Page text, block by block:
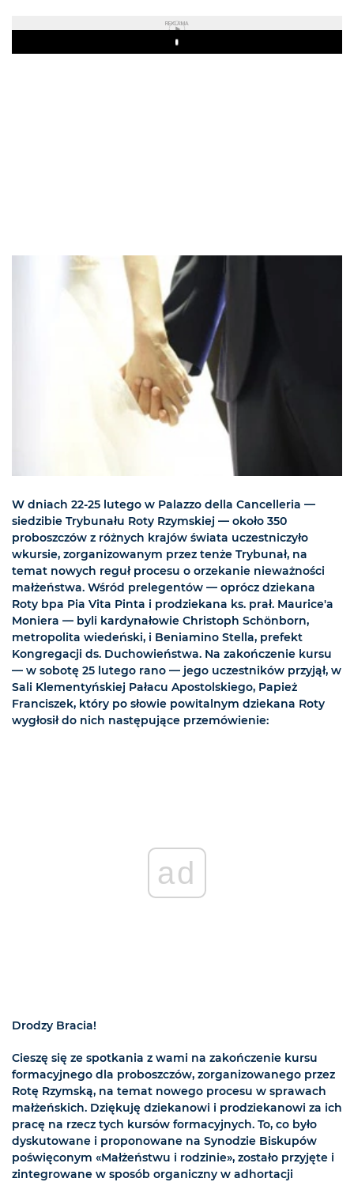
REKLAMA
Play
W dniach 22-25 lutego w Palazzo della Cancelleria —
siedzibie Trybunału Roty Rzymskiej — około 350
proboszczów z różnych krajów świata uczestniczyło
wkursie, zorganizowanym przez tenże Trybunał, na
temat nowych reguł procesu o orzekanie nieważności
małżeństwa. Wśród prelegentów — oprócz dziekana
Roty bpa Pia Vita Pinta i prodziekana ks. prał. Maurice'a
Moniera — byli kardynałowie Christoph Schönborn,
metropolita wiedeński, i Beniamino Stella, prefekt
Kongregacji ds. Duchowieństwa. Na zakończenie kursu
— w sobotę 25 lutego rano — jego uczestników przyjął, w
Sali Klementyńskiej Pałacu Apostolskiego, Papież
Franciszek, który po słowie powitalnym dziekana Roty
wygłosił do nich następujące przemówienie:
ad
Drodzy Bracia!
Cieszę się ze spotkania z wami na zakończenie kursu
formacyjnego dla proboszczów, zorganizowanego przez
Rotę Rzymską, na temat nowego procesu w sprawach
małżeńskich. Dziękuję dziekanowi i prodziekanowi za ich
pracę na rzecz tych kursów formacyjnych. To, co było
dyskutowane i proponowane na Synodzie Biskupów
poświęconym «Małżeństwu i rodzinie», zostało przyjęte i
zintegrowane w sposób organiczny w adhortacji